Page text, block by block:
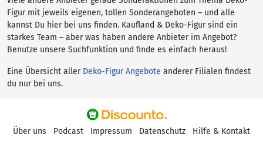
Figur mit jeweils eigenen, tollen Sonderangeboten – und alle
kannst Du hier bei uns finden. Kaufland & Deko-Figur sind ein
starkes Team – aber was haben andere Anbieter im Angebot?
Benutze unsere Suchfunktion und finde es einfach heraus!
Eine Übersicht aller Deko-Figur Angebote anderer Filialen findest
du nur bei uns.
Über uns Podcast Impressum Datenschutz Hilfe & Kontakt